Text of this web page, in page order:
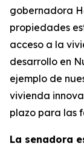
gobernadora
propiedades
acceso a la
desarrollo en
ejemplo de
vivienda
plazo para las
La senadora